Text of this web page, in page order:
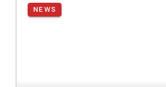
NEWS